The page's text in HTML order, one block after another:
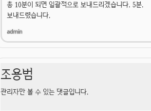
총 10분이 되면 일괄적으로 보내드리겠습니다. 5분.
보내드렸습니다.
조용범
관리자만 볼 수 있는 댓글입니다.